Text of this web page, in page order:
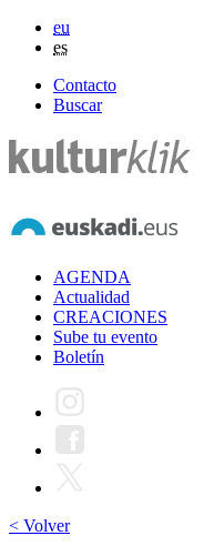
eu
es
Contacto
Buscar
AGENDA
Actualidad
CREACIONES
Sube tu evento
Boletín
< Volver